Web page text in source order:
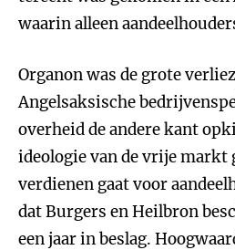
waarin alleen
Organon was de grote
Angelsaksische
overheid de andere kant
ideologie van de vrije markt
verdienen gaat voor
dat Burgers en Heilbron
een jaar in beslag.